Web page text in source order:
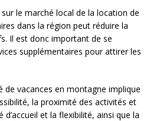
sur le marché local de la location de
dans la région peut réduire la
Il est donc important de se
supplémentaires pour attirer les
de vacances en montagne implique
la proximité des activités et
et la flexibilité, ainsi que la